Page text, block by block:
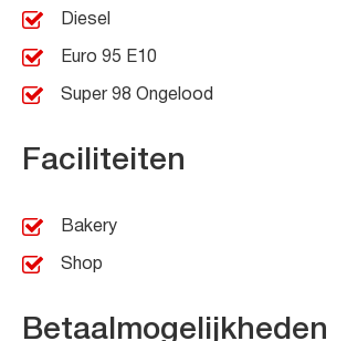
Diesel
Euro 95 E10
Super 98 Ongelood
Faciliteiten
Bakery
Shop
Betaalmogelijkheden